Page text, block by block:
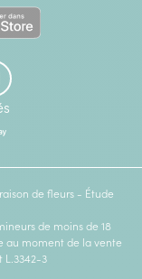
de fleurs - Étude
de moins de 18
au moment de la vente
L.3342-3